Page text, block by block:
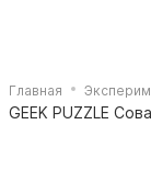
Главная
GEEK PUZZLE